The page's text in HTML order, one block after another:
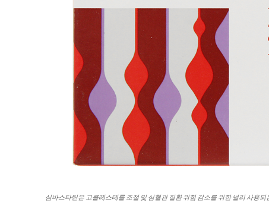
심바스타틴은 고콜레스테롤 조절 및 심혈관 질환 위험 감소를 위한 널리 사용되